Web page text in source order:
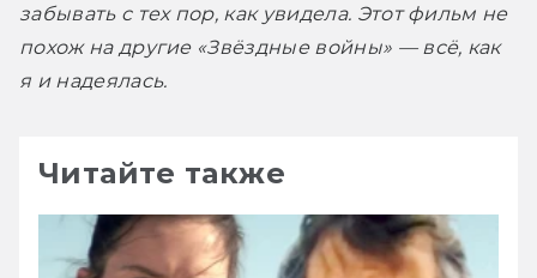
забывать с тех пор, как увидела. Этот фильм не
похож на другие «Звёздные войны» — всё, как
я и надеялась.
Читайте также